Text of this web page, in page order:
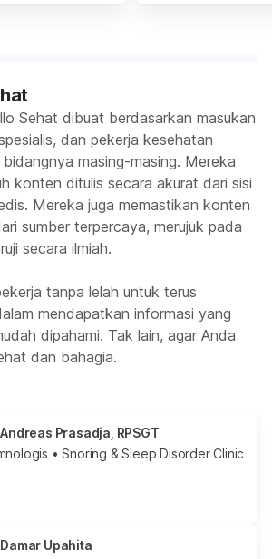
Sehat dibuat berdasarkan masukan
dan pekerja kesehatan
masing-masing. Mereka
konten ditulis secara akurat dari sisi
Mereka juga memastikan konten
sumber terpercaya, merujuk pada
secara ilmiah.
tanpa lelah untuk terus
mendapatkan informasi yang
dipahami. Tak lain, agar Anda
dan bahagia.
Prasadja, RPSGT
• Snoring & Sleep Disorder Clinic
Upahita